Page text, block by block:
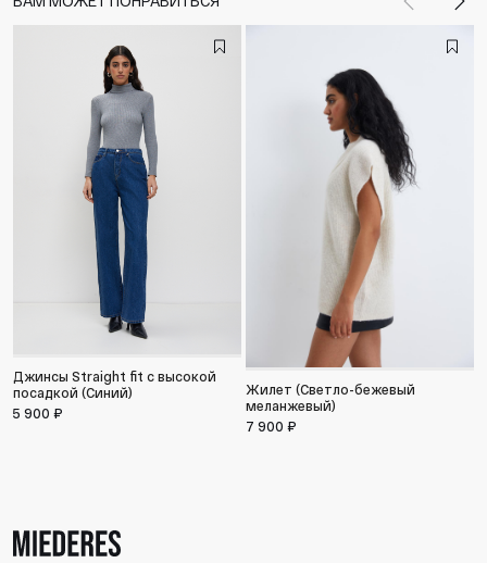
Назад
Джинсы Straight fit c высокой
посадкой (Синий)
5 900 ₽
Жилет (Светло-бежевый
меланжевый)
7 900 ₽